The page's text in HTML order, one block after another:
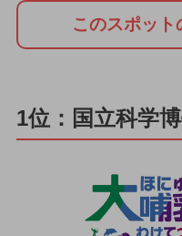
このスポット
1位：国立科学